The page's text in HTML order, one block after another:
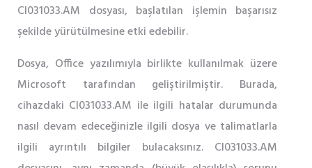
CI031033.AM dosyası, başlatılan işlemin başarısız
şekilde yürütülmesine etki edebilir.
Dosya, Office yazılımıyla birlikte kullanılmak üzere
Microsoft tarafından geliştirilmiştir. Burada,
cihazdaki CI031033.AM ile ilgili hatalar durumunda
nasıl devam edeceğinizle ilgili dosya ve talimatlarla
ilgili ayrıntılı bilgiler bulacaksınız. CI031033.AM